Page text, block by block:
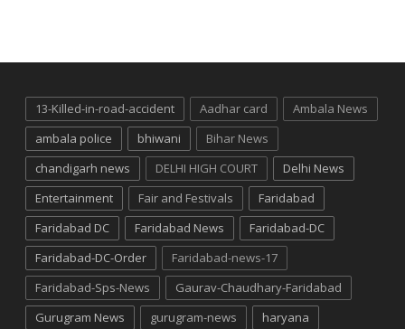
13-Killed-in-road-accident Aadhar card
Ambala News
ambala police
bhiwani
Bihar News
chandigarh news
DELHI HIGH COURT
Delhi News
Entertainment
Fair and Festivals
Faridabad
Faridabad DC
Faridabad News
Faridabad-DC
Faridabad-DC-Order
Faridabad-news-17
Faridabad-Sps-News
Gaurav-Chaudhary-Faridabad
Gurugram News
gurugram-news
haryana